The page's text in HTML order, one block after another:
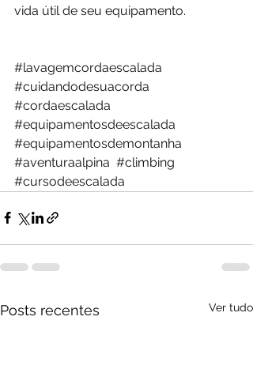
vida útil de seu equipamento.
#lavagemcordaescalada
#cuidandodesuacorda
#cordaescalada
#equipamentosdeescalada
#equipamentosdemontanha
#aventuraalpina #climbing
#cursodeescalada
Posts recentes Ver tudo